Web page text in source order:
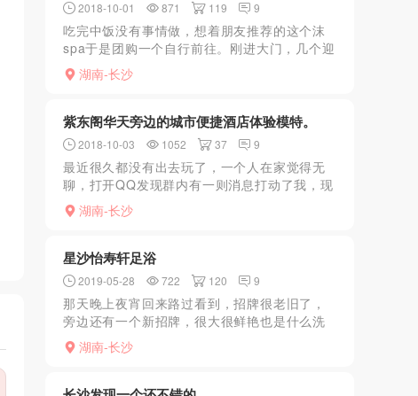
2018-10-01 871 119 9
吃完中饭没有事情做，想着朋友推荐的这个沫
spa于是团购一个自行前往。刚进大门，几个迎
宾就鞠躬欢迎光临，然后一个服务员就来接
待，验证团购之后问有没有熟悉的JS，想起朋
湖南-长沙
紫东阁华天旁边的城市便捷酒店体验模特。
2018-10-03 1052 37 9
最近很久都没有出去玩了，一个人在家觉得无
聊，打开QQ发现群内有一则消息打动了我，现
在长沙酒店这个价格算是亲民的了，动则上千
有点消费不起，小的洗浴中心也没发现什么好
湖南-长沙
星沙怡寿轩足浴
2019-05-28 722 120 9
那天晚上夜宵回来路过看到，招牌很老旧了，
旁边还有一个新招牌，很大很鲜艳也是什么洗
浴，后来技师告诉我里面有三百多的FJ，如今
这价格，没法说了。隐约记得从前有LY提到
湖南-长沙